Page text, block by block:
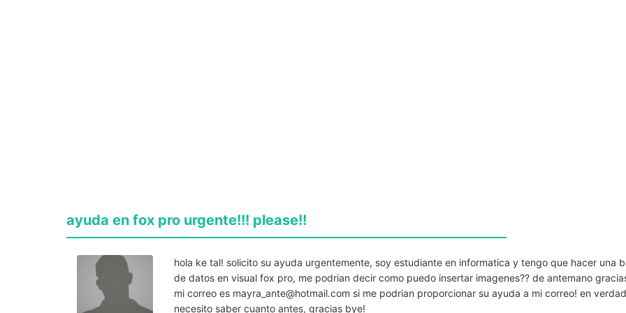
ayuda en fox pro urgente!!! please!!
hola ke tal! solicito su ayuda urgentemente, soy estudiante en informatica y tengo que hacer una
de datos en visual fox pro, me podrian decir como puedo insertar imagenes?? de antemano
mi correo es mayra_ante@hotmail.com si me podrian proporcionar su ayuda a mi correo! en
necesito saber cuanto antes, gracias bye!